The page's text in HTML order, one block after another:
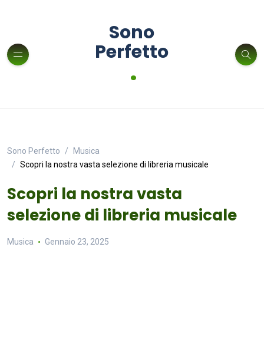
Sono
Perfetto
.
Sono Perfetto
Musica
Scopri la nostra vasta selezione di libreria musicale
Scopri la nostra vasta
selezione di libreria musicale
Musica Gennaio 23, 2025